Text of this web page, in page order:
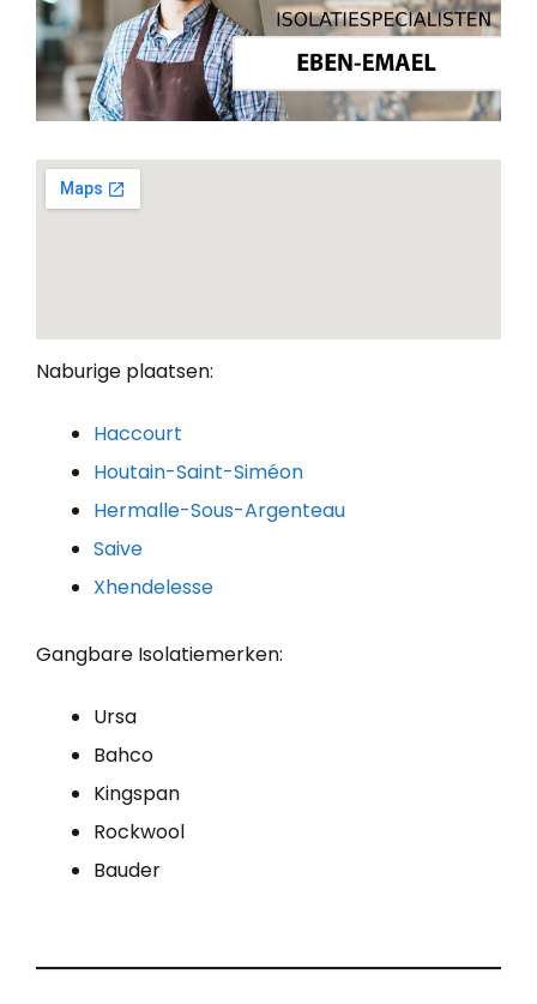
Naburige plaatsen:
Haccourt
Houtain-Saint-Siméon
Hermalle-Sous-Argenteau
Saive
Xhendelesse
Gangbare Isolatiemerken:
Ursa
Bahco
Kingspan
Rockwool
Bauder